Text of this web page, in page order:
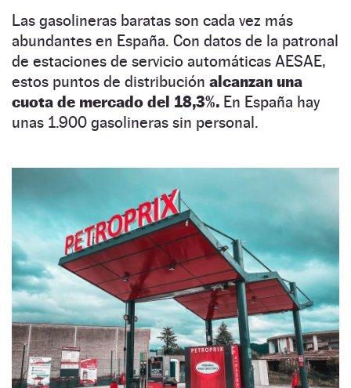
Las gasolineras baratas son cada vez más
abundantes en España. Con datos de la patronal
de estaciones de servicio automáticas AESAE,
estos puntos de distribución alcanzan una
cuota de mercado del 18,3%. En España hay
unas 1.900 gasolineras sin personal.